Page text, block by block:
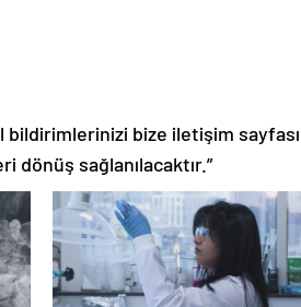
bildirimlerinizi bize iletişim sayfası
dönüş sağlanılacaktır.”